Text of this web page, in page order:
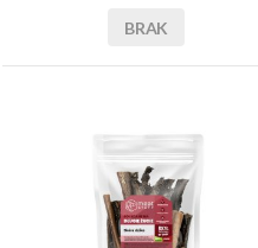
BRAK